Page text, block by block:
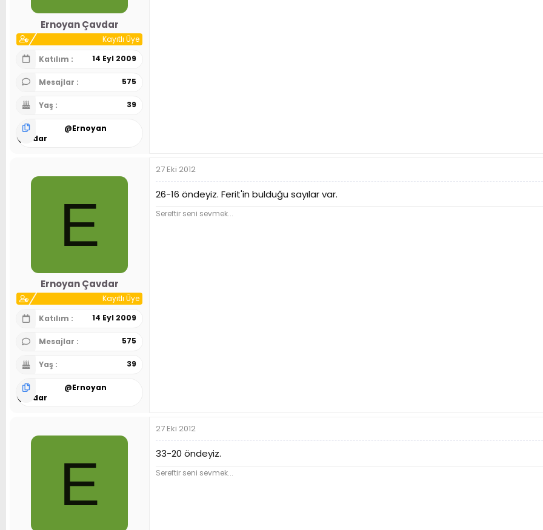
Ernoyan Çavdar
Kayıtlı Üye
Katılım
14 Eyl 2009
Mesajlar 575
Yaş 39
@Ernoyan
Çavdar
E
Ernoyan Çavdar
Kayıtlı Üye
Katılım
14 Eyl 2009
Mesajlar 575
Yaş 39
@Ernoyan
Çavdar
27 Eki 2012
26-16 öndeyiz. Ferit'in bulduğu sayılar var.
Sereftir seni sevmek...
E
27 Eki 2012
33-20 öndeyiz.
Sereftir seni sevmek...